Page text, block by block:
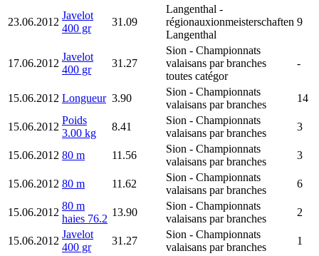
23.06.2012
Javelot
400 gr
31.09
Langenthal -
régionauxionmeisterschaften
Langenthal
9
17.06.2012
Javelot
400 gr
31.27
Sion - Championnats
valaisans par branches
toutes catégor
-
15.06.2012 Longueur 3.90
Sion - Championnats
valaisans par branches
14
15.06.2012
Poids
3.00 kg
8.41
Sion - Championnats
valaisans par branches
3
15.06.2012 80 m 11.56
Sion - Championnats
valaisans par branches
3
15.06.2012 80 m 11.62
Sion - Championnats
valaisans par branches
6
15.06.2012
80 m
haies 76.2
13.90
Sion - Championnats
valaisans par branches
2
15.06.2012
Javelot
400 gr
31.27
Sion - Championnats
valaisans par branches
1